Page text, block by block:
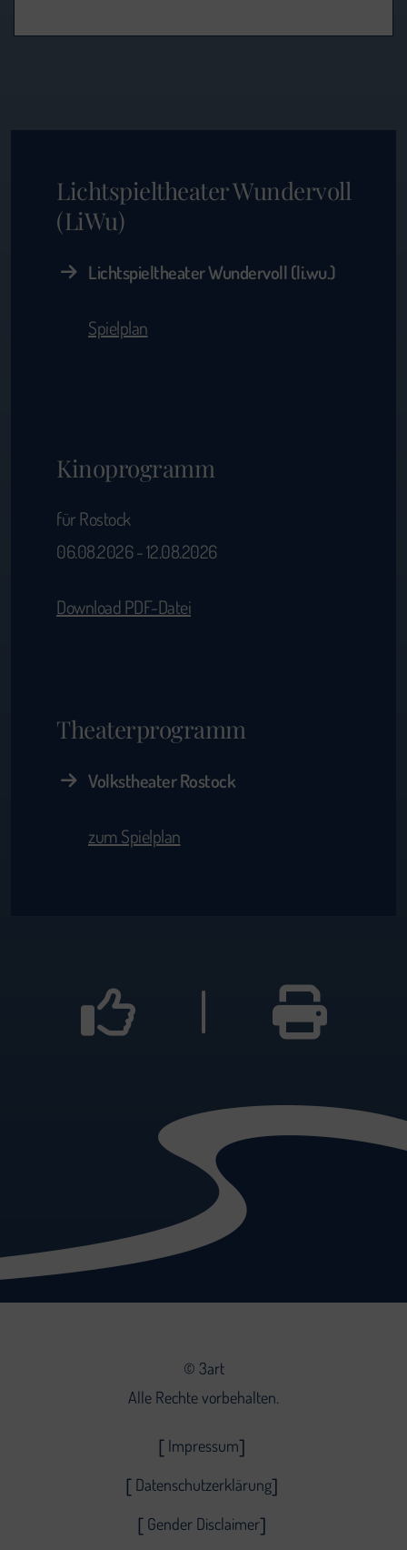
Lichtspieltheater Wundervoll
(LiWu)
Lichtspieltheater Wundervoll (li.wu.)
Spielplan
Kinoprogramm
für Rostock
06.08.2026 - 12.08.2026
Download PDF-Datei
Theaterprogramm
Volkstheater Rostock
zum Spielplan
|
© 3art
Alle Rechte vorbehalten.
Impressum
Datenschutzerklärung
Gender Disclaimer